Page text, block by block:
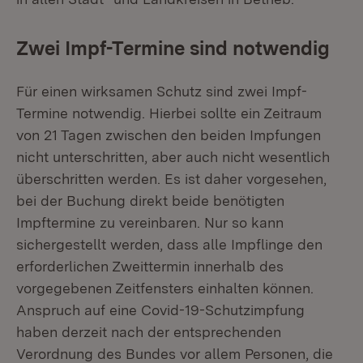
Zwei Impf-Termine sind notwendig
Für einen wirksamen Schutz sind zwei Impf-
Termine notwendig. Hierbei sollte ein Zeitraum
von 21 Tagen zwischen den beiden Impfungen
nicht unterschritten, aber auch nicht wesentlich
überschritten werden. Es ist daher vorgesehen,
bei der Buchung direkt beide benötigten
Impftermine zu vereinbaren. Nur so kann
sichergestellt werden, dass alle Impflinge den
erforderlichen Zweittermin innerhalb des
vorgegebenen Zeitfensters einhalten können.
Anspruch auf eine Covid-19-Schutzimpfung
haben derzeit nach der entsprechenden
Verordnung des Bundes vor allem Personen, die